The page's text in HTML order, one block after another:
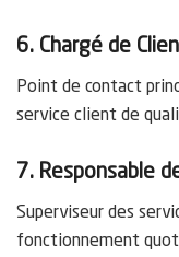
6. Chargé de
Point de contact
service client de
7. Responsable
Superviseur des
fonctionnement